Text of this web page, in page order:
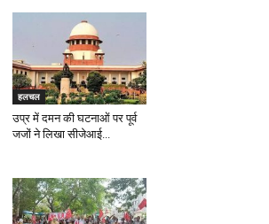
हलचल
उप्र में दमन की घटनाओं पर पूर्व
जजों ने लिखा सीजेआई...